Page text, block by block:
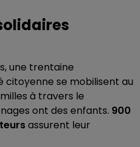
une trentaine
citoyenne se mobilisent au
à travers le
ont des enfants. 900
assurent leur